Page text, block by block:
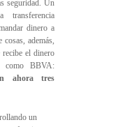
seguridad. Un
transferencia
dinero a
además,
recibe el dinero
como BBVA:
ahora tres
un